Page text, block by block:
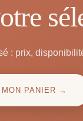
: prix,
PANIER →